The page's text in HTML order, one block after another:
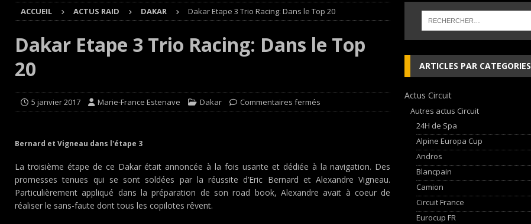
Cours
EDITO CIRCUIT
[ 4 août 2026 ]
‘1-2-4-5-3 : 50 ans de moteurs Audi cinq cylindres’ Nouvelle exposition spéciale à l’Audi museum mobile
[ 4 août 2026 ]
Autocross et SprinCar : Aydie conclut un week-end d’exception !
NEWS
[ 4 août 2026 ] Buggyra Organization and WINBO-DONGJIAN Automotive Technology sign strategic partnership
ACCUEIL ACTUS RAID DAKAR Dakar Etape 3 Trio Racing: Dans le Top 20
Dakar Etape 3 Trio Racing: Dans le Top
20
5 janvier 2017 Marie-France Estenave Dakar Commentaires fermés
Bernard et Vigneau dans l'étape 3
La troisième étape de ce Dakar était annoncée à la fois usante et dédiée à la navigation. Des
promesses tenues qui se sont soldées par la réussite d’Eric Bernard et Alexandre Vigneau.
Particulièrement appliqué dans la préparation de son road book, Alexandre avait à coeur de
réaliser le sans-faute dont tous les copilotes rêvent.
ARTICLES PAR CATEGORIES
Actus Circuit
Autres actus Circuit
24H de Spa
Alpine Europa Cup
Andros
Blancpain
Camion
Circuit France
Eurocup FR